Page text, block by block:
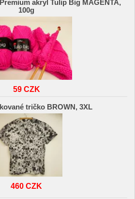
akryl Tulip Big MAGENTA,
100g
59 CZK
tričko BROWN, 3XL
460 CZK